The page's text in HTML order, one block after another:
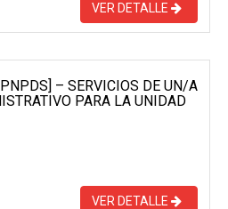
VER DETALLE
– SERVICIOS DE UN/A
PARA LA UNIDAD
VER DETALLE